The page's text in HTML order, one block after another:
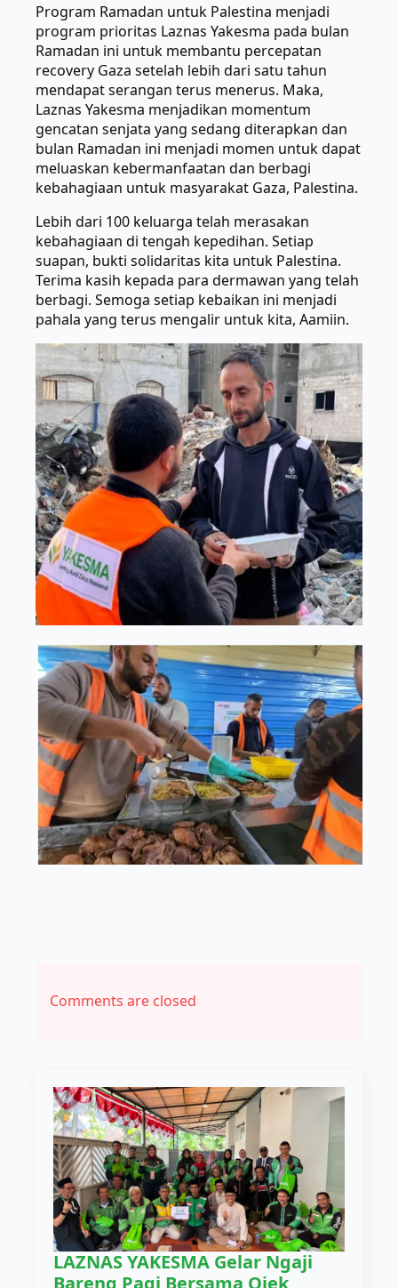
Program Ramadan untuk Palestina menjadi
program prioritas Laznas Yakesma pada bulan
Ramadan ini untuk membantu percepatan
recovery Gaza setelah lebih dari satu tahun
mendapat serangan terus menerus. Maka,
Laznas Yakesma menjadikan momentum
gencatan senjata yang sedang diterapkan dan
bulan Ramadan ini menjadi momen untuk dapat
meluaskan kebermanfaatan dan berbagi
kebahagiaan untuk masyarakat Gaza, Palestina.
Lebih dari 100 keluarga telah merasakan
kebahagiaan di tengah kepedihan. Setiap
suapan, bukti solidaritas kita untuk Palestina.
Terima kasih kepada para dermawan yang telah
berbagi. Semoga setiap kebaikan ini menjadi
pahala yang terus mengalir untuk kita, Aamiin.
Comments are closed
LAZNAS YAKESMA Gelar Ngaji
Bareng Pagi Bersama Ojek